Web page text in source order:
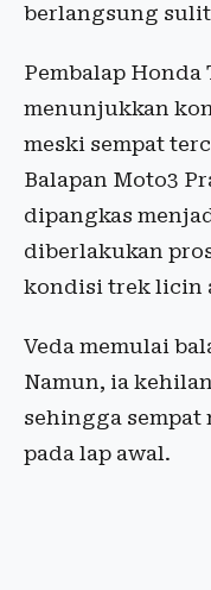
berlangsung
Pembalap Honda
menunjukkan
meski sempat
Balapan Moto3
dipangkas
diberlakukan
kondisi trek licin
Veda memulai
Namun, ia
sehingga
pada lap awal.